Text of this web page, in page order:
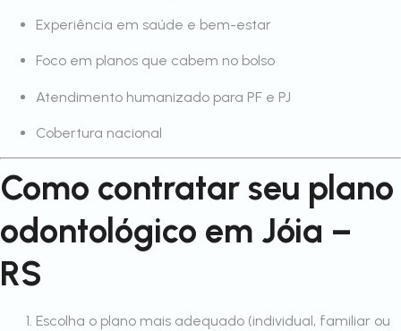
Experiência em saúde e bem-estar
Foco em planos que cabem no bolso
Atendimento humanizado para PF e PJ
Cobertura nacional
Como contratar seu plano
odontológico em Jóia –
RS
Escolha o plano mais adequado (individual, familiar ou